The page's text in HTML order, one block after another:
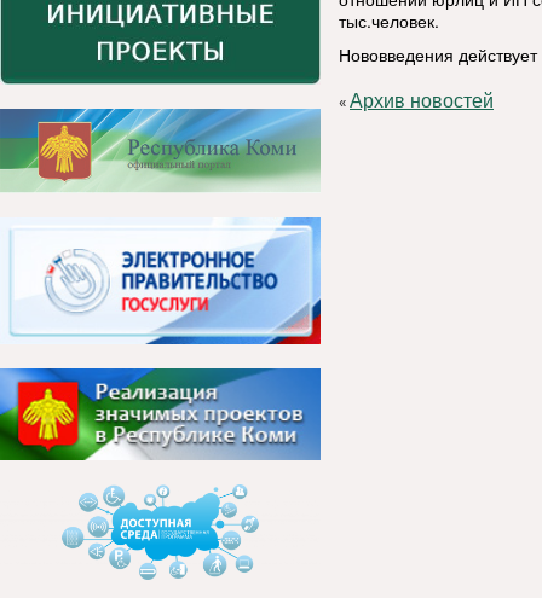
тыс.человек.
Нововведения
«Архив новостей